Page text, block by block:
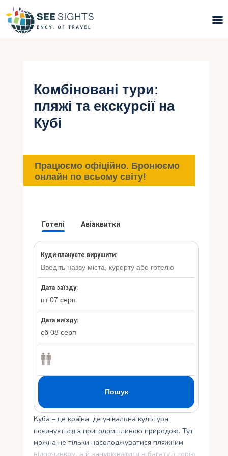
Гарячі тури
Типи Турів
Країни
Інфо
Блог
Комбіновані тури:
пляжі та екскурсії на
Кубі
Працюємо офіційно. Бронюємо
онлайн по всьому світу!
Куба – це країна, де унікальна культура
поєднується з приголомшливою природою. Тут
можна не тільки насолоджуватися пляжним